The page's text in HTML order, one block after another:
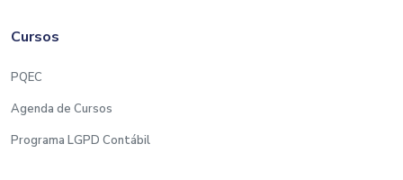
Cursos
PQEC
Agenda de Cursos
Programa LGPD Contábil